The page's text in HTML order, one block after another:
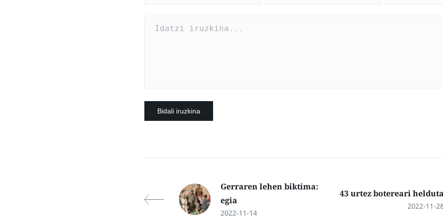
Gerraren lehen biktima:
egia
2022-11-14
43 urtez botereari
2022-11-